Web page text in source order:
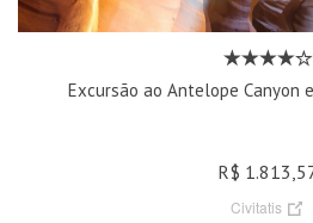
Excursão ao Antelope Canyon
R$
Civitatis